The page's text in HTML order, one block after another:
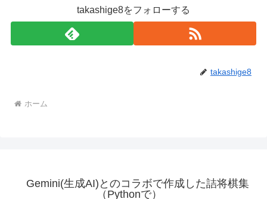
takashige8をフォローする
takashige8
ホーム
Gemini(生成AI)とのコラボで作成した詰将棋集
（Pythonで）